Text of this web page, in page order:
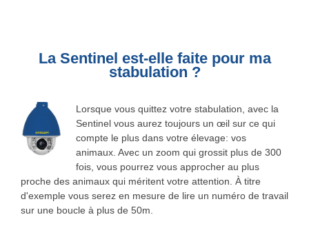
La Sentinel est-elle faite pour ma
stabulation ?
Lorsque vous quittez votre stabulation, avec la
Sentinel vous aurez toujours un œil sur ce qui
compte le plus dans votre élevage: vos
animaux. Avec un zoom qui grossit plus de 300
fois, vous pourrez vous approcher au plus
proche des animaux qui méritent votre attention. À titre
d'exemple vous serez en mesure de lire un numéro de travail
sur une boucle à plus de 50m.